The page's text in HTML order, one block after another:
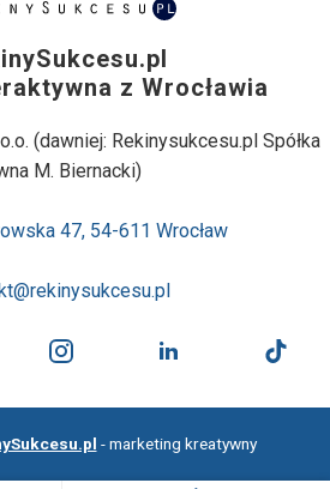
z Wrocławia
(dawniej: Rekinysukcesu.pl Spółka
M. Biernacki)
47, 54-611 Wrocław
- marketing kreatywny